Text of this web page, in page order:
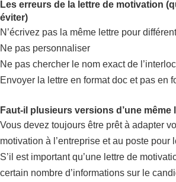
Les erreurs de la lettre de motivation
éviter)
N’écrivez pas la même lettre pour
Ne pas personnaliser
Ne pas chercher le nom exact de
Envoyer la lettre en format doc et pas en
Faut-il plusieurs versions d’une même
Vous devez toujours être prêt à adapter
motivation à l’entreprise et au poste pour
S’il est important qu’une lettre de
certain nombre d’informations sur le